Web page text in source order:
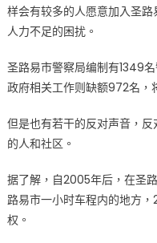
样会有较多的人愿意加入圣
人力不足的困扰。
圣路易市警察局编制有1349
政府相关工作则缺额972名，
但是也有若干的反对声音，
的人和社区。
据了解，自2005年后，在圣
路易市一小时车程内的地方
权。